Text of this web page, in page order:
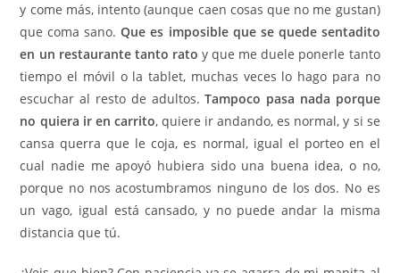
y come más, intento (aunque caen cosas que no me gustan)
que coma sano.Que es imposible que se quede sentadito
en un restaurante tanto rato y que me duele ponerle tanto
tiempo el móvil o la tablet, muchas veces lo hago para no
escuchar al resto de adultos.Tampoco pasa nada porque
no quiera ir en carrito, quiere ir andando, es normal, y si se
cansa querra que le coja, es normal, igual el porteo en el
cual nadie me apoyó hubiera sido una buena idea, o no,
porque no nos acostumbramos ninguno de los dos. No es
un vago, igual está cansado, y no puede andar la misma
distancia que tú.